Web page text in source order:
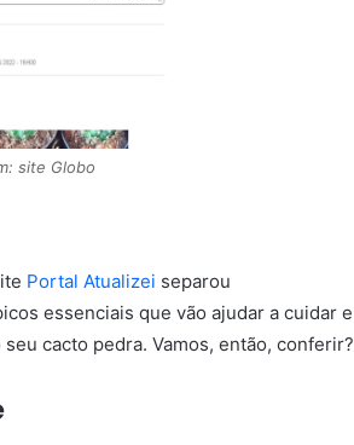
site Globo
Portal Atualizei separou
essenciais que vão ajudar a cuidar e
cacto pedra. Vamos, então, conferir?